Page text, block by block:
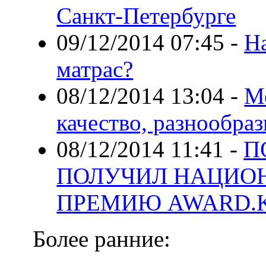
Санкт-Петербурге
09/12/2014 07:45 -
матрас?
08/12/2014 13:04 -
качество,
08/12/2014 11:41 -
ПОЛУЧИЛ
ПРЕМИЮ
Более ранние: